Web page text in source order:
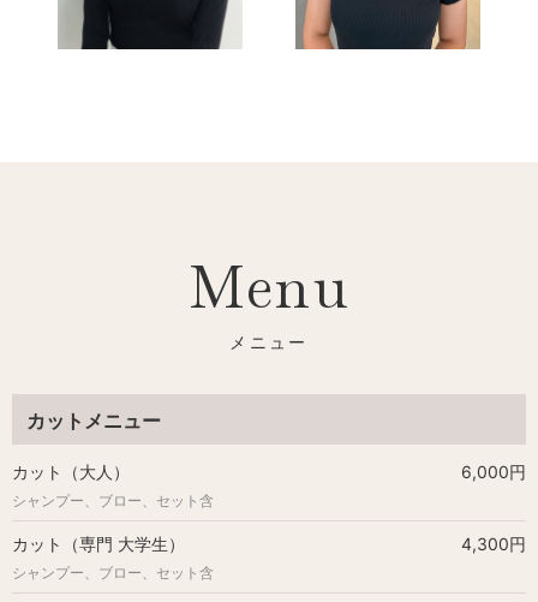
Menu
カットメニュー
カット（大人） 6,000円
シャンプー、ブロー、セット含
カット（専門 大学生） 4,300円
シャンプー、ブロー、セット含